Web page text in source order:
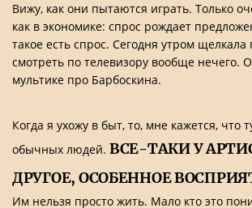
Вижу, как они пытаются играть. Только
как в экономике: спрос рождает
такое есть спрос. Сегодня утром щелкала
смотреть по телевизору вообще нечего.
мультике про Барбоскина.
Когда я ухожу в быт, то, мне кажется, что
обычных людей. ВСЕ-ТАКИ У
ДРУГОЕ, ОСОБЕННОЕ
Им нельзя просто жить. Мало кто это